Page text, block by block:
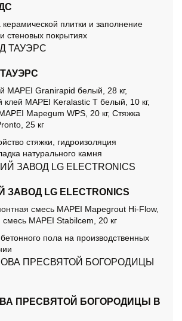
керамической плитки и заполнение
стеновых покрытиях
MAPEI Granirapid белый, 28 кг,
клей MAPEI Keralastic T белый, 10 кг,
Mapegum WPS, 20 кг, Стяжка
25 кг
стяжки, гидроизоляция
натурального камня
LG ELECTRONICS
смесь MAPEI Mapegrout Hi-Flow,
смесь MAPEI Stabilcem, 20 кг
пола на производственных
ПРЕСВЯТОЙ БОГОРОДИЦЫ В